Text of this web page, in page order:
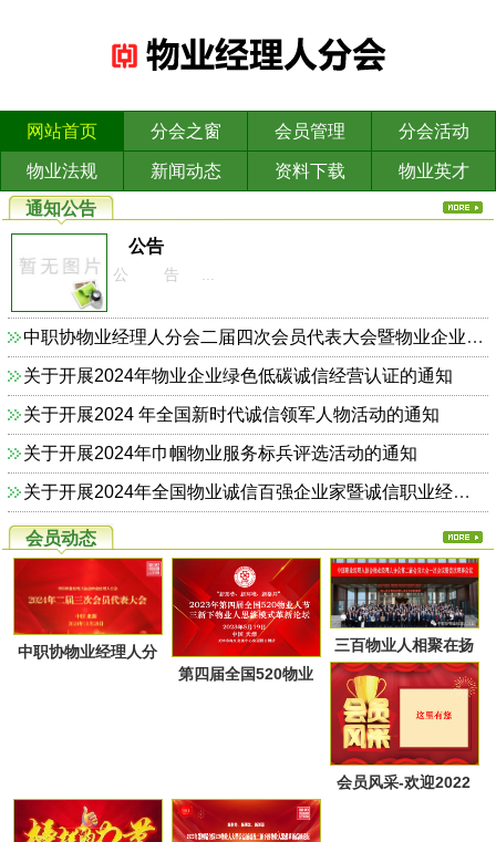
网站首页 分会之窗 会员管理 分会活动
物业法规 新闻动态 资料下载
物业英才
通知公告
公告
公 告 ...
中职协物业经理人分会二届四次会员代表大会暨物业企业依法合规诚信经营主题研讨会的通知
关于开展2024年物业企业绿色低碳诚信经营认证的通知
关于开展2024 年全国新时代诚信领军人物活动的通知
关于开展2024年巾帼物业服务标兵评选活动的通知
关于开展2024年全国物业诚信百强企业家暨诚信职业经理人的通知
会员动态
中职协物业经理人分
第四届全国520物业
三百物业人相聚在扬
州又一次共同点燃起
物业经理人分会的圣
火，开启了旅居养老
的融合新思路！
会员风采-欢迎2022